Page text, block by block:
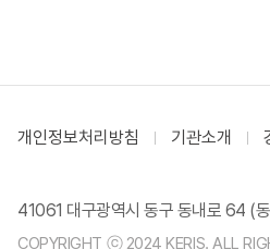
개인정보처리방침 기관소개
41061 대구광역시 동구 동내로 64 (
COPYRIGHT ⓒ 2024 KERIS. ALL